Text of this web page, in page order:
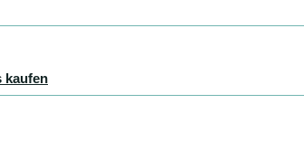
kaufen